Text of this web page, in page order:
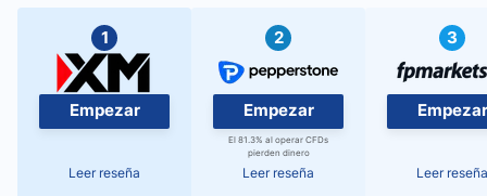
1
Empezar
Leer reseña
2
Empezar
El 81.3% al operar CFDs
pierden dinero
Leer reseña
3
Empezar
Leer reseña